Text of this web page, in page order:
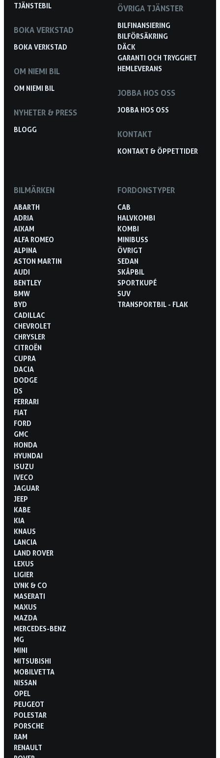
TJÄNSTEBIL
BOKA VERKSTAD
BOKA VERKSTAD
OM NIEMI BIL
OM NIEMI BIL
NYHETER & PRESS
BLOGG
ÖVRIGA TJÄNSTER
BILFINANSIERING
BILFÖRSÄKRING
DÄCK
GARANTI OCH TRYGGHET
HEMLEVERANS
JOBBA HOS OSS
JOBBA HOS OSS
KONTAKT
KONTAKT & ÖPPETTIDER
BILMÄRKEN
ABARTH
ADRIA
AIXAM
ALFA ROMEO
ALPINA
ASTON MARTIN
AUDI
BENTLEY
BMW
BYD
CADILLAC
CHEVROLET
CHRYSLER
CITROËN
CUPRA
DACIA
DODGE
DS
FERRARI
FIAT
FORD
GMC
HONDA
HYUNDAI
ISUZU
IVECO
JAGUAR
JEEP
KABE
KIA
KNAUS
LANCIA
LAND ROVER
LEXUS
LIGIER
LYNK & CO
MASERATI
MAXUS
MAZDA
MERCEDES-BENZ
MG
MINI
MITSUBISHI
MOBILVETTA
NISSAN
OPEL
PEUGEOT
POLESTAR
PORSCHE
RAM
RENAULT
FORDONSTYPER
CAB
HALVKOMBI
KOMBI
MINIBUSS
ÖVRIGT
SEDAN
SKÅPBIL
SPORTKUPÉ
SUV
TRANSPORTBIL - FLAK